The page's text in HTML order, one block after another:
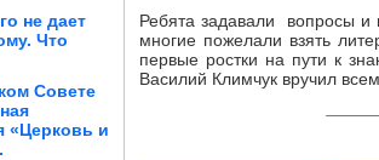
не дает
Что
Совете
«Церковь и
Ребята задавали вопросы и
многие пожелали взять
первые ростки на пути к
Василий Климчук вручил